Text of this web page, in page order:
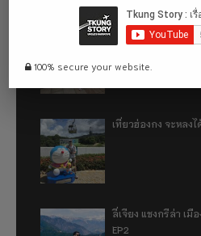
เที่ยวฮ่องกง จะหลงไ
เที่ยวฮ่องกง จะหลงไ
ลี่เจียง แชงกรีล่า เมื
EP2
100% secure your website.